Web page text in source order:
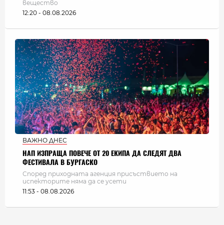
вещество
12:20 - 08.08.2026
ВАЖНО ДНЕС
НАП ИЗПРАЩА ПОВЕЧЕ ОТ 20 ЕКИПА ДА СЛЕДЯТ ДВА
ФЕСТИВАЛА В БУРГАСКО
Според приходната агенция присъствието на
испекторите няма да се усети
11:53 - 08.08.2026